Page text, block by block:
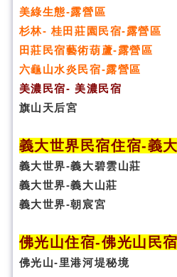
美綠生態-露營區
杉林- 桂田莊園民宿-露營區
田莊民宿藝術葫蘆-露營區
六龜山水炎民宿-露營區
美濃民宿- 美濃民宿
旗山天后宮
義大世界民宿住宿-義
義大世界-義大碧雲山莊
義大世界-義大山莊
義大世界-朝宸宮
佛光山住宿-佛光山民宿
佛光山-里港河堤秘境